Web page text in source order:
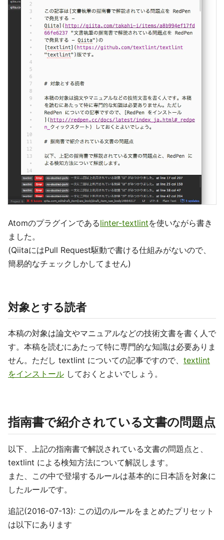
Atomのプラグインであるlinter-textlintを使いながら書き
ました。
(QiitaにはPull Request駆動で書ける仕組みがないので、
簡易的なチェックしかしてません)
対象とする読者
本稿の対象は論文やマニュアルなどの技術文書を書く人で
す。本稿を読むにあたって特に専門的な知識は必要ありま
せん。ただし textlint についての記事ですので、 textlint
をインストール しておくとよいでしょう。
指南書で紹介されている文書の問題点
以下、上記の指南書で解説されている文書の問題点と、
textlint による検知方法について解説します。
また、この中で登場するルールは基本的に日本語を対象に
したルールです。
追記(2016-07-13): この辺のルールをまとめたプリセット
は以下にあります